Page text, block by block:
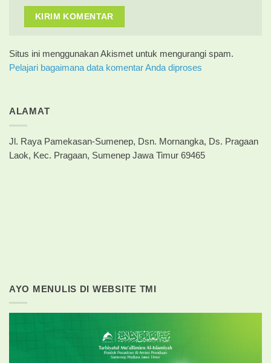
Situs ini menggunakan Akismet untuk mengurangi spam.
Pelajari bagaimana data komentar Anda diproses
ALAMAT
Jl. Raya Pamekasan-Sumenep, Dsn. Mornangka, Ds. Pragaan
Laok, Kec. Pragaan, Sumenep Jawa Timur 69465
AYO MENULIS DI WEBSITE TMI